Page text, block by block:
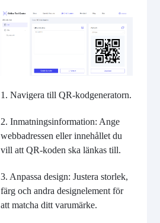
1. Navigera till QR-kodgeneratorn.
2. Inmatningsinformation: Ange
webbadressen eller innehållet du
vill att QR-koden ska länkas till.
3. Anpassa design: Justera storlek,
färg och andra designelement för
att matcha ditt varumärke.